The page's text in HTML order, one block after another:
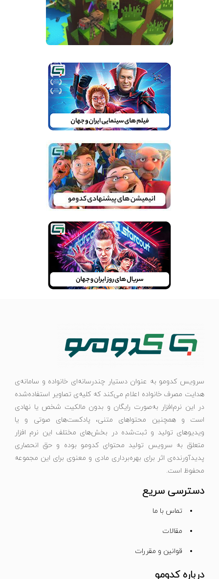
سرویس کدومو به عنوان دستیار چندرسانه‌ای خانواده و سامانه‌ی
هدایت مصرف خانواده اعلام می‌کند که کلیه‌ی تصاویر استفاده‌شده
در این نرم‌افزار به‌صورت رایگان و بدون مالکیت شخص یا نهادی
است و همچنین محتواهای متنی، پادکست‌های صوتی و یا
ویدیوهای تولید و ثبت‌شده در بخش‌های مختلف این نرم افزار
متعلق به سرویس تولید محتوای کدومو بوده و حق انحصاری
پدیدآورنده‌ی اثر برای بهره‌برداری مادی و معنوی برای این مجموعه
محفوظ است.
دسترسی سریع
تماس با ما
مقالات
قوانین و مقررات
درباره کدومو